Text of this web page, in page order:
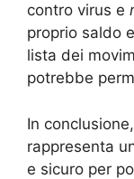
contro virus e
proprio saldo
lista dei
potrebbe
In
rappresenta
e sicuro per